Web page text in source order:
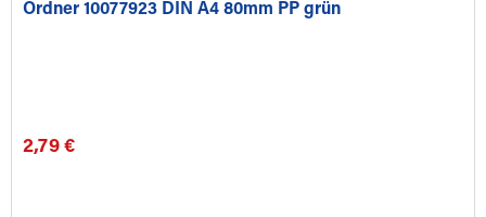
Ordner 10077923 DIN A4 80mm PP grün
2,79 €